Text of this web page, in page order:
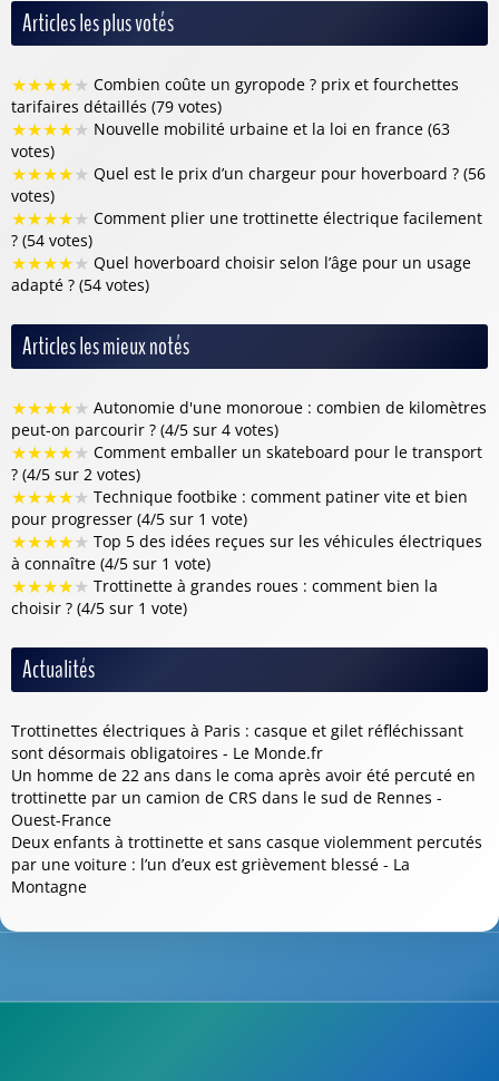
Articles les plus votés
★★★★★ Combien coûte un gyropode ? prix et fourchettes
tarifaires détaillés (79 votes)
★★★★★ Nouvelle mobilité urbaine et la loi en france (63
votes)
★★★★★ Quel est le prix d’un chargeur pour hoverboard ? (56
votes)
★★★★★ Comment plier une trottinette électrique facilement
? (54 votes)
★★★★★ Quel hoverboard choisir selon l’âge pour un usage
adapté ? (54 votes)
Articles les mieux notés
★★★★★ Autonomie d'une monoroue : combien de kilomètres
peut-on parcourir ? (4/5 sur 4 votes)
★★★★★ Comment emballer un skateboard pour le transport
? (4/5 sur 2 votes)
★★★★★ Technique footbike : comment patiner vite et bien
pour progresser (4/5 sur 1 vote)
★★★★★ Top 5 des idées reçues sur les véhicules électriques
à connaître (4/5 sur 1 vote)
★★★★★ Trottinette à grandes roues : comment bien la
choisir ? (4/5 sur 1 vote)
Actualités
Trottinettes électriques à Paris : casque et gilet réfléchissant
sont désormais obligatoires - Le Monde.fr
Un homme de 22 ans dans le coma après avoir été percuté en
trottinette par un camion de CRS dans le sud de Rennes -
Ouest-France
Deux enfants à trottinette et sans casque violemment percutés
par une voiture : l’un d’eux est grièvement blessé - La
Montagne